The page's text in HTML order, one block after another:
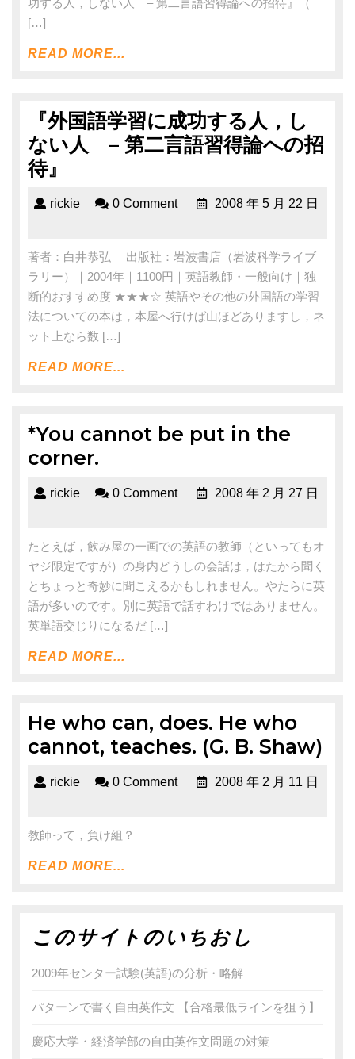
功する人，しない人 – 第二言語習得論への招待』（
[…]
READ MORE...
『外国語学習に成功する人，し
ない人 – 第二言語習得論への招
待』
rickie 0 Comment 2008 年 5 月 22 日
著者：白井恭弘 ｜出版社：岩波書店（岩波科学ライブ
ラリー）｜2004年｜1100円｜英語教師・一般向け｜独
断的おすすめ度 ★★★☆ 英語やその他の外国語の学習
法についての本は，本屋へ行けば山ほどありますし，ネ
ット上なら数 […]
READ MORE...
*You cannot be put in the
corner.
rickie 0 Comment 2008 年 2 月 27 日
たとえば，飲み屋の一画での英語の教師（といってもオ
ヤジ限定ですが）の身内どうしの会話は，はたから聞く
とちょっと奇妙に聞こえるかもしれません。やたらに英
語が多いのです。別に英語で話すわけではありません。
英単語交じりになるだ […]
READ MORE...
He who can, does. He who
cannot, teaches. (G. B. Shaw)
rickie 0 Comment 2008 年 2 月 11 日
教師って，負け組？
READ MORE...
このサイトのいちおし
2009年センター試験(英語)の分析・略解
パターンで書く自由英作文 【合格最低ラインを狙う】
慶応大学・経済学部の自由英作文問題の対策